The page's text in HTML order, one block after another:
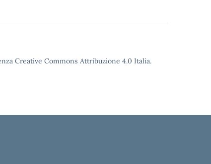
Creative Commons Attribuzione 4.0 Italia.